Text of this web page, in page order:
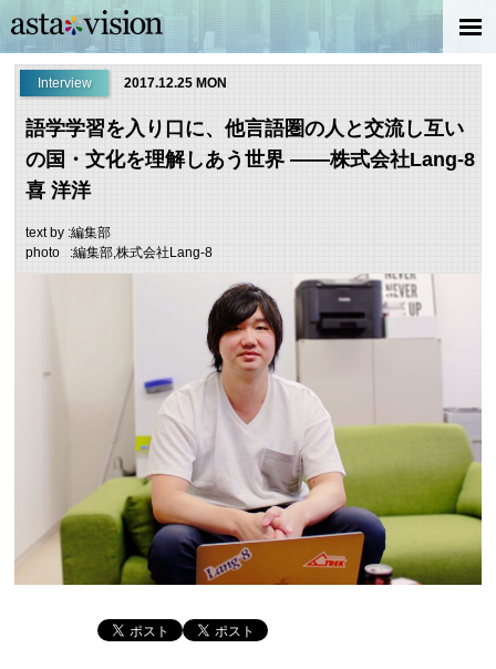
Interview 2017.12.25 MON
語学学習を入り口に、他言語圏の人と交流し互い
の国・文化を理解しあう世界 ――株式会社Lang-8
喜 洋洋
text by :編集部
photo :編集部,株式会社Lang-8